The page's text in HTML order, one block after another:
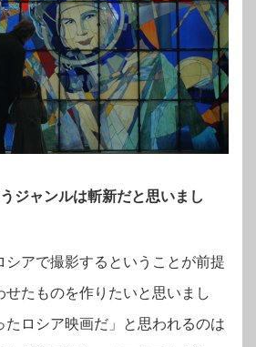
ジャンルは斬新だと思いまし
シアで撮影するということが前提
せたものを作りたいと思いまし
たロシア映画だ」と思われるのは